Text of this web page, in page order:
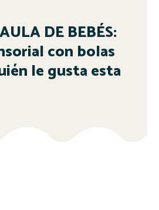
DE BEBÉS:
con bolas
le gusta esta